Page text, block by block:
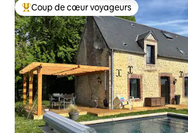
Coup de cœur voyageurs parmi les plus
Coup de cœur voyageurs